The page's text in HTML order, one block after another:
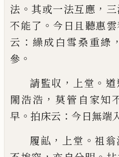
法 。其或一法互應 ，
不能了 。 今日且聽惠
云 ： 繰成白雪桑重綠 ，
參 。
請監収 ， 上堂 。
閙浩浩 ， 莫管自家知
早 。 拍床云 ： 今日無端
履畆 ， 上堂 。 祖翁